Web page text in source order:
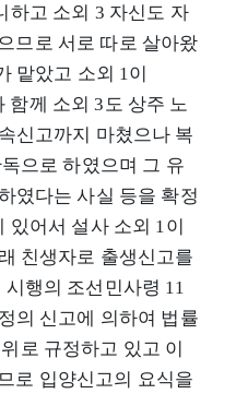
하고 소외 3 자신도 자
므로 서로 따로 살아왔
맡았고 소외 1이
함께 소외 3도 상주 노
신고까지 마쳤으나 복
으로 하였으며 그 유
였다는 사실 등을 확정
있어서 설사 소외 1이
친생자로 출생신고를
행의 조선민사령 11
의 신고에 의하여 법률
로 규정하고 있고 이
로 입양신고의 요식을